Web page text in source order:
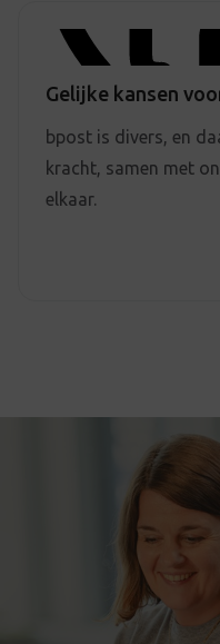
Gelijke kansen
bpost is divers, en
kracht, samen met
elkaar.